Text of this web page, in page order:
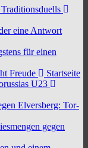
eine Antwort
für einen
Freude
Startseite
U23
Elversberg: Tor-
gegen